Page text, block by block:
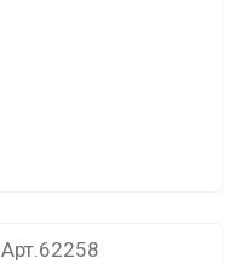
Арт.62258